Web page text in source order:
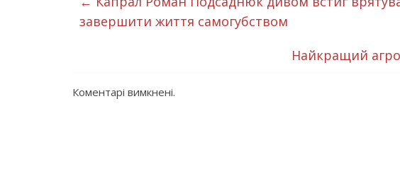
завершити життя самогубством
Найкращий
Коментарі вимкнені.